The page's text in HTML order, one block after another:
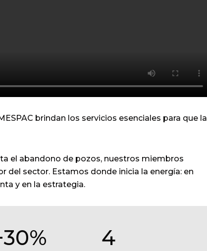
brindan los servicios esenciales para que la
el abandono de pozos, nuestros miembros
del sector. Estamos donde inicia la energía: en
y en la estrategia.
4